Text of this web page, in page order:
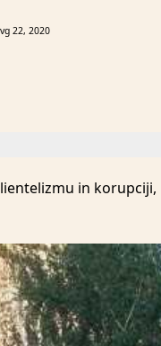
22, 2020
in